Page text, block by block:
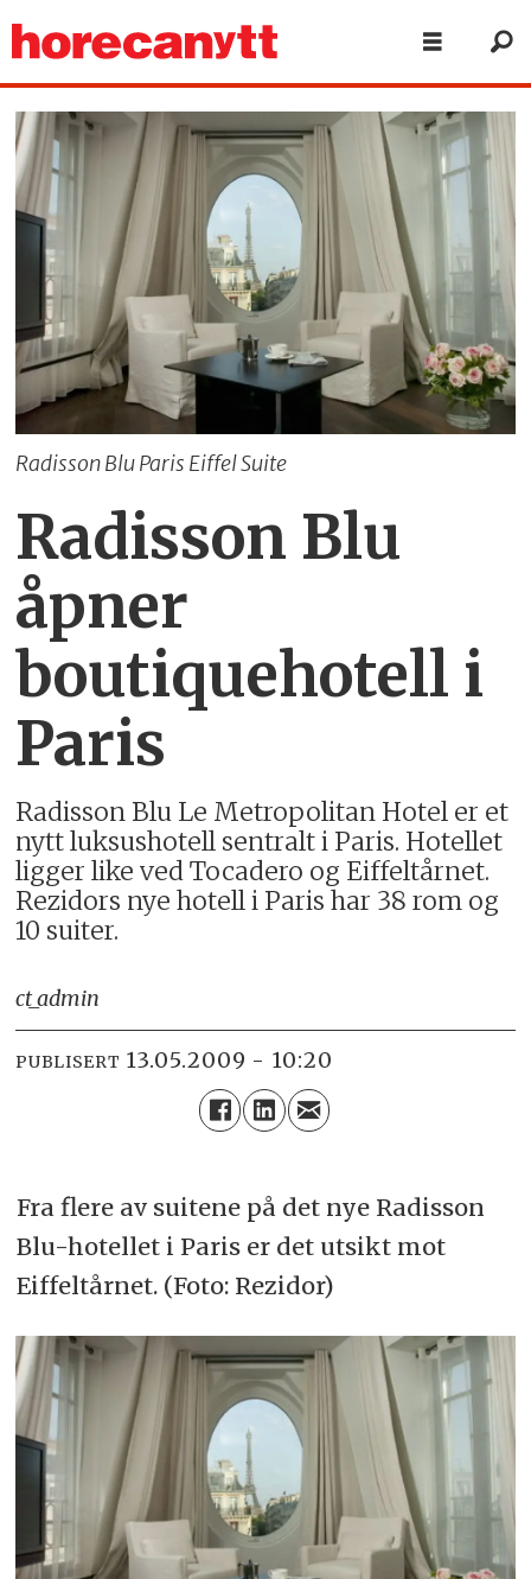
Radisson Blu Paris Eiffel Suite
Radisson Blu
åpner
boutiquehotell i
Paris
Radisson Blu Le Metropolitan Hotel er et
nytt luksushotell sentralt i Paris. Hotellet
ligger like ved Tocadero og Eiffeltårnet.
Rezidors nye hotell i Paris har 38 rom og
10 suiter.
ct_admin
PUBLISERT 13.05.2009 - 10:20
Fra flere av suitene på det nye Radisson
Blu-hotellet i Paris er det utsikt mot
Eiffeltårnet. (Foto: Rezidor)